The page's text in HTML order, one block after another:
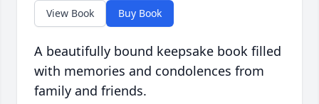
View Book Buy Book
A beautifully bound keepsake book filled
with memories and condolences from
family and friends.